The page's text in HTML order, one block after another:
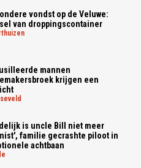
vondst op de Veluwe:
van droppingscontainer
mannen
krijgen een
is uncle Bill niet meer
familie gecrashte piloot in
achtbaan